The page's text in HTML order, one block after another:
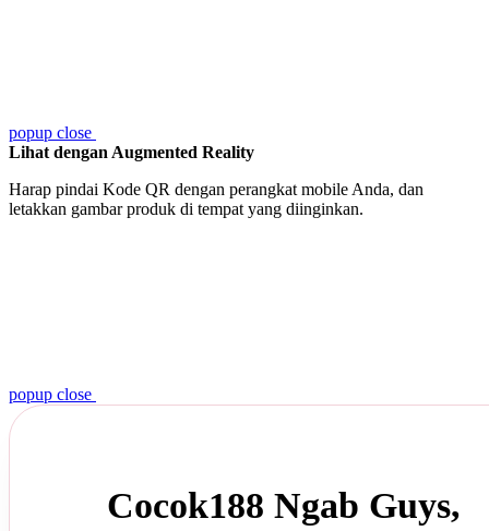
popup close
Lihat dengan Augmented Reality
Harap pindai Kode QR dengan perangkat mobile Anda, dan
letakkan gambar produk di tempat yang diinginkan.
popup close
Cocok188 Ngab Guys,